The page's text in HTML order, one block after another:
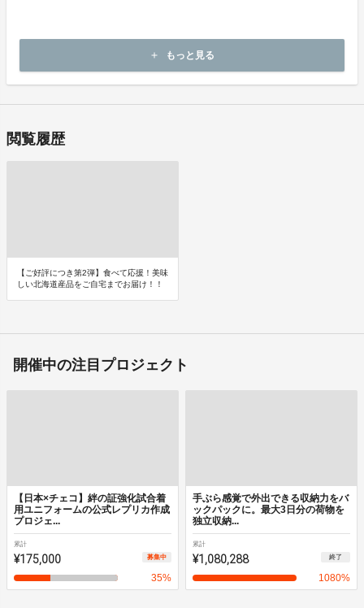
キャンセルはできません。
決済完了後の返金は一切できません。
add もっと見る
閲覧履歴
【ご好評につき第2弾】食べて応援！美味
しい北海道産品をご自宅までお届け！！
開催中の注目プロジェクト
【日本×チェコ】絆の証強化試合着
用ユニフォームの公式レプリカ作成
プロジェ...
累計
¥175,000 募集中
35%
手ぶら感覚で外出できる収納力をバ
ックパックに。最大3日分の荷物を
独立収納...
累計
¥1,080,288 終了
1080%